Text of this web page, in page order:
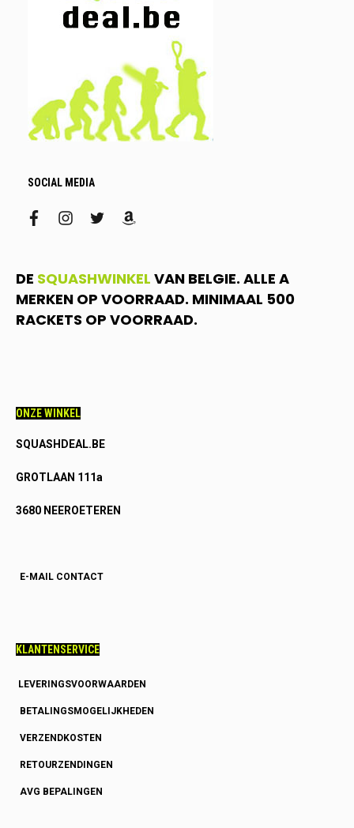
SOCIAL MEDIA
facebookinstagram
twitteramazon
DE SQUASHWINKEL VAN BELGIE. ALLE A
MERKEN OP VOORRAAD. MINIMAAL 500
RACKETS OP VOORRAAD.
ONZE WINKEL
SQUASHDEAL.BE
GROTLAAN 111a
3680 NEEROETEREN
E-MAIL CONTACT
KLANTENSERVICE
LEVERINGSVOORWAARDEN
BETALINGSMOGELIJKHEDEN
VERZENDKOSTEN
RETOURZENDINGEN
AVG BEPALINGEN